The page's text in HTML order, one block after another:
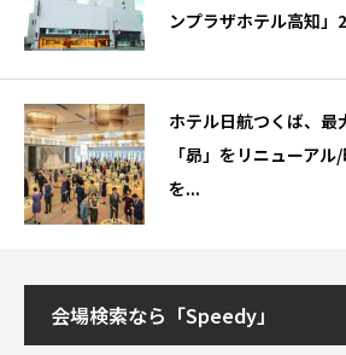
ンプラザホテル高知
ホテル日航つくば、
「昴」をリニューア
を...
会場検索なら「Speedy」